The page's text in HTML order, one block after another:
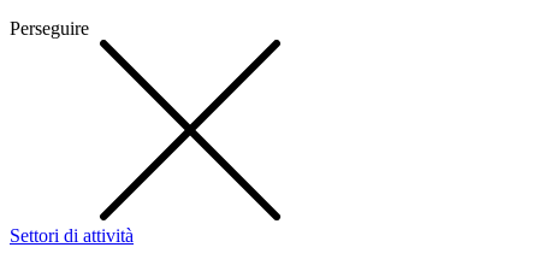
Perseguire
Settori di attività